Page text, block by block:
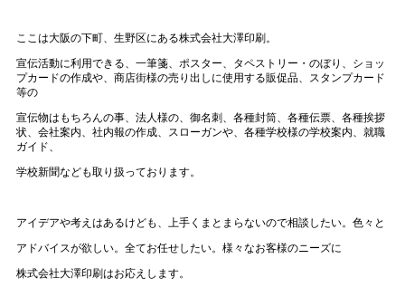
ここは大阪の下町、生野区にある株式会社大澤印刷。
宣伝活動に利用できる、一筆箋、ポスター、タペストリー・のぼり、ショッ
プカードの作成や、商店街様の売り出しに使用する販促品、スタンプカード
等の
宣伝物はもちろんの事、法人様の、御名刺、各種封筒、各種伝票、各種挨拶
状、会社案内、社内報の作成、スローガンや、各種学校様の学校案内、就職
ガイド、
学校新聞なども取り扱っております。
アイデアや考えはあるけども、上手くまとまらないので相談したい。色々と
アドバイスが欲しい。全てお任せしたい。様々なお客様のニーズに
株式会社大澤印刷はお応えします。